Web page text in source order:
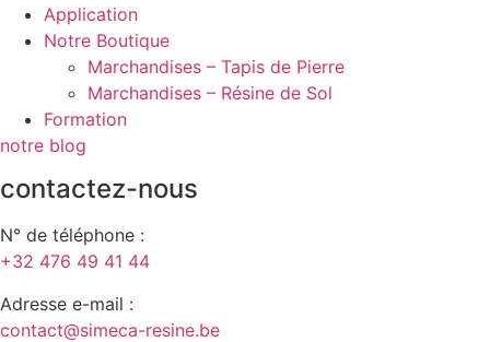
Application
Notre Boutique
Marchandises – Tapis de Pierre
Marchandises – Résine de Sol
Formation
notre blog
contactez-nous
N° de téléphone :
+32 476 49 41 44
Adresse e-mail :
contact@simeca-resine.be